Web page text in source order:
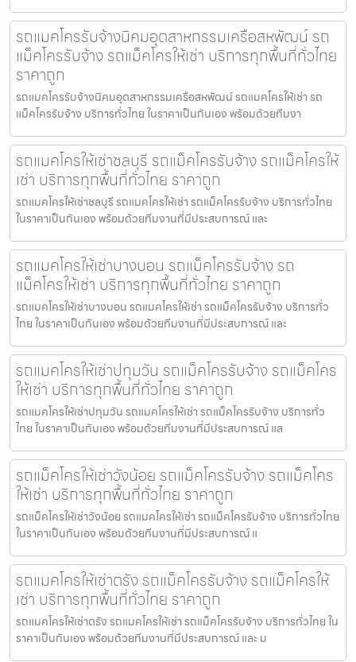
รถแมคโครรับจ้างนิคมอุตสาหกรรมเครือสหพัฒน์ รถ
แม็คโครรับจ้าง รถแม็คโครให้เช่า บริการทุกพื้นที่ทั่วไทย
ราคาถูก
รถแมคโครรับจ้างนิคมอุตสาหกรรมเครือสหพัฒน์ รถแมคโครให้เช่า รถ
แม็คโครรับจ้าง บริการทั่วไทย ในราคาเป็นกันเอง พร้อมด้วยทีมงา
รถแมคโครให้เช่าชลบุรี รถแม็คโครรับจ้าง รถแม็คโครให้
เช่า บริการทุกพื้นที่ทั่วไทย ราคาถูก
รถแมคโครให้เช่าชลบุรี รถแมคโครให้เช่า รถแม็คโครรับจ้าง บริการทั่วไทย
ในราคาเป็นกันเอง พร้อมด้วยทีมงานที่มีประสบการณ์ และ
รถแมคโครให้เช่าบางบอน รถแม็คโครรับจ้าง รถ
แม็คโครให้เช่า บริการทุกพื้นที่ทั่วไทย ราคาถูก
รถแมคโครให้เช่าบางบอน รถแมคโครให้เช่า รถแม็คโครรับจ้าง บริการทั่ว
ไทย ในราคาเป็นกันเอง พร้อมด้วยทีมงานที่มีประสบการณ์ และ
รถแมคโครให้เช่าปทุมวัน รถแม็คโครรับจ้าง รถแม็คโคร
ให้เช่า บริการทุกพื้นที่ทั่วไทย ราคาถูก
รถแมคโครให้เช่าปทุมวัน รถแมคโครให้เช่า รถแม็คโครรับจ้าง บริการทั่ว
ไทย ในราคาเป็นกันเอง พร้อมด้วยทีมงานที่มีประสบการณ์ แล
รถแม็คโครให้เช่าวังน้อย รถแม็คโครรับจ้าง รถแม็คโคร
ให้เช่า บริการทุกพื้นที่ทั่วไทย ราคาถูก
รถแม็คโครให้เช่าวังน้อย รถแมคโครให้เช่า รถแม็คโครรับจ้าง บริการทั่วไทย
ในราคาเป็นกันเอง พร้อมด้วยทีมงานที่มีประสบการณ์ แ
รถแมคโครให้เช่าตรัง รถแม็คโครรับจ้าง รถแม็คโครให้
เช่า บริการทุกพื้นที่ทั่วไทย ราคาถูก
รถแมคโครให้เช่าตรัง รถแมคโครให้เช่า รถแม็คโครรับจ้าง บริการทั่วไทย ใน
ราคาเป็นกันเอง พร้อมด้วยทีมงานที่มีประสบการณ์ และ ม